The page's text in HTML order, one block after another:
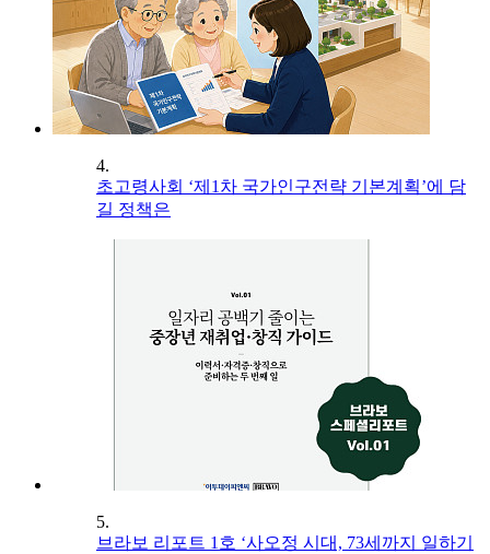
4.
초고령사회 ‘제1차 국가인구전략 기본계획’에 담
길 정책은
5.
브라보 리포트 1호 ‘사오정 시대, 73세까지 일하기